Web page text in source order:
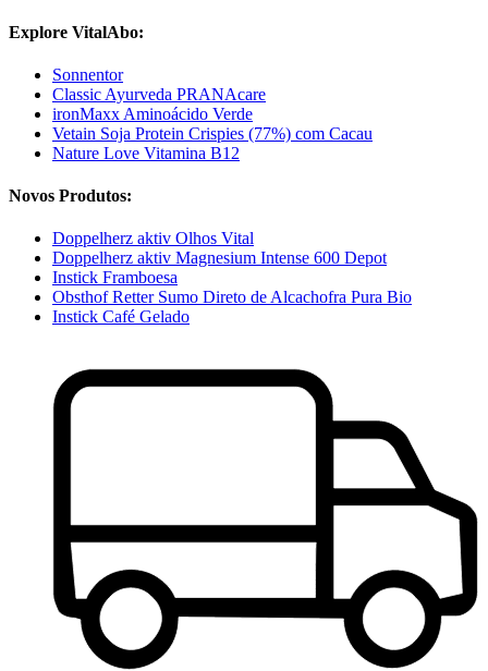
Explore VitalAbo:
Sonnentor
Classic Ayurveda PRANAcare
ironMaxx Aminoácido Verde
Vetain Soja Protein Crispies (77%) com Cacau
Nature Love Vitamina B12
Novos Produtos:
Doppelherz aktiv Olhos Vital
Doppelherz aktiv Magnesium Intense 600 Depot
Instick Framboesa
Obsthof Retter Sumo Direto de Alcachofra Pura Bio
Instick Café Gelado